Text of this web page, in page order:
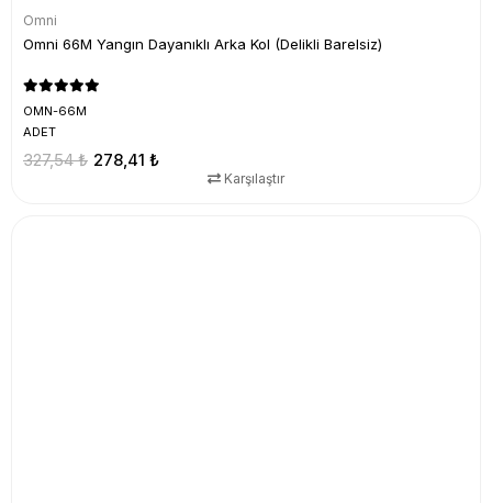
Omni
Omni 66M Yangın Dayanıklı Arka Kol (Delikli Barelsiz)
OMN-66M
ADET
278,41 ₺
327,54 ₺
Karşılaştır